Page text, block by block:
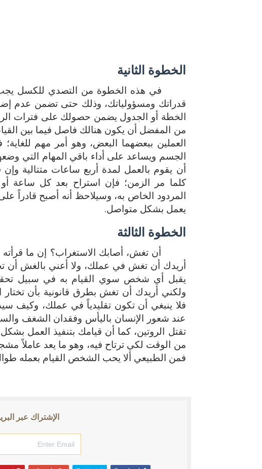
الخطوة الثانية
في هذه الخطوة من التصدي للكسل
قدراتك ومسؤولياتك، وذلك حتى تضمن عدم
الخطة أو الجدول يضمن حصولك على فترات
من المفضل أن يكون هنالك فاصل فيما بين
العملين ببعضهما البعض، وهو أمر مهم
الجسم ويساعد على أداء باقي المهام التي
أن يقوم بالعمل لمدة أربع ساعات متتالية
كلما مر الزمن؛ فإن استراح بعد كل
المردود الخاص به، وسيلاحظ أنه أصبح قادراً
يعمل بشكل متواصل.
الخطوة الثالثة
أن تغش، أصابك الاستغراب؟ إن ما
أريدك أن تغش في عملك، ولا أعني بالغش أن
يقبل أي شخص سوي القيام به في سبيل
ولكني أريدك أن تغش بطرق قانونية بأن تختار
فلا ينبغي أن تكون تقليدياً في عملك، وكيف
عند شعور الإنسان باليأس وفقدان الشغف
تقتل الروتين، كما أن قيامك بتنفيذ العمل
من الوقت لكي ترتاح فيه، وهو ما يعد عاملاً
فمن الطبيعي ألا يحب الشخص القيام بعمله
الإشتراك عبر